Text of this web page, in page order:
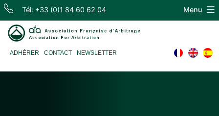
Skip
content
Tél: +33 (0)1 84 60 62 04
d'Arbitrage
ADHÉRER CONTACT NEWSLETTER
Menu